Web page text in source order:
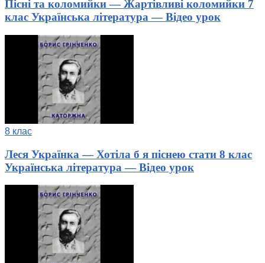
Пісні та коломийки — Жартівливі коломийки 7
клас Українська література — Відео урок
8 клас
Леся Українка — Хотіла б я піснею стати 8 клас
Українська література — Відео урок